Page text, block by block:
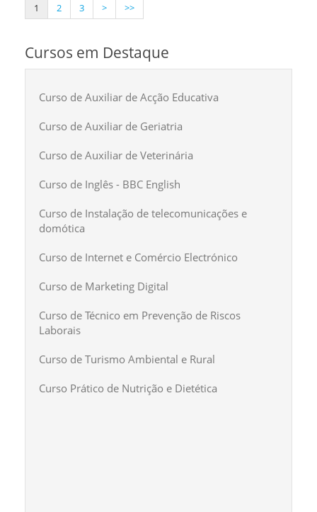
1 2 3 > >>
Cursos em Destaque
Curso de Auxiliar de Acção Educativa
Curso de Auxiliar de Geriatria
Curso de Auxiliar de Veterinária
Curso de Inglês - BBC English
Curso de Instalação de telecomunicações e
domótica
Curso de Internet e Comércio Electrónico
Curso de Marketing Digital
Curso de Técnico em Prevenção de Riscos
Laborais
Curso de Turismo Ambiental e Rural
Curso Prático de Nutrição e Dietética